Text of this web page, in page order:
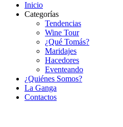
Inicio
Categorías
Tendencias
Wine Tour
¿Qué Tomás?
Maridajes
Hacedores
Eventeando
¿Quiénes Somos?
La Ganga
Contactos